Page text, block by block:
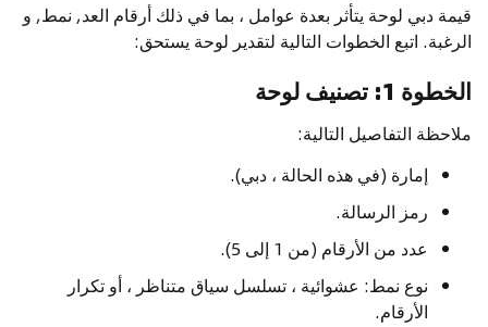
قيمة دبي لوحة يتأثر بعدة عوامل ، بما في ذلك أرقام العد, نمط, و
الرغبة. اتبع الخطوات التالية لتقدير لوحة يستحق:
الخطوة 1: تصنيف لوحة
ملاحظة التفاصيل التالية:
إمارة (في هذه الحالة ، دبي).
رمز الرسالة.
عدد من الأرقام (من 1 إلى 5).
نوع نمط: عشوائية ، تسلسل سياق متناظر ، أو تكرار
الأرقام.